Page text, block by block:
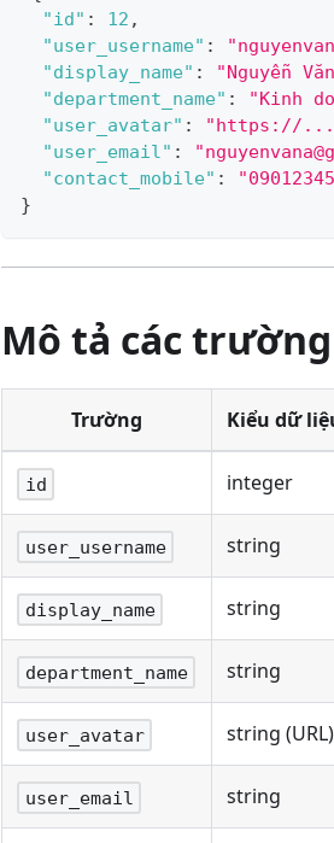
"id" : 12 ,
"user_username" :
"display_name" : "Nguyễn
"department_name" : "Kinh
"user_avatar" : "https://
"user_email" : "
"contact_mobile" :
}
Mô tả các trường
Trường Kiểu dữ
id integer
user_username string
display_name string
department_name string
user_avatar string (URL)
user_email string